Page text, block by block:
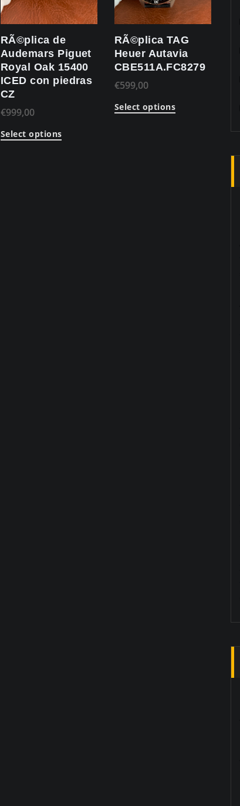
RÃ©plica de
Audemars Piguet
Royal Oak 15400
ICED con piedras
CZ
€999,00
Select options
RÃ©plica TAG
Heuer Autavia
CBE511A.FC8279
€599,00
Select options